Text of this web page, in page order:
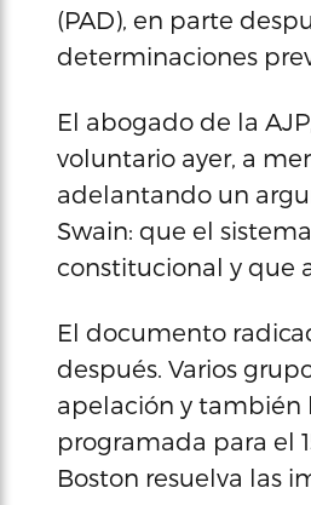
(PAD), en parte
determinaciones
El abogado de la
voluntario ayer, a
adelantando un
Swain: que el
constitucional y que
El documento
después. Varios
apelación y también
programada para el
Boston resuelva las